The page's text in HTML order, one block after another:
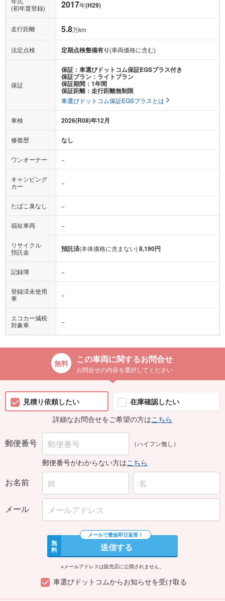
(初年度登録)
2017年(H29)
走行距離 5.8万km
法定点検 定期点検整備有り(車両価格に含む)
保証
保証：車選びドットコム保証EGSプラス付き
保証プラン：ライトプラン
保証期間：1年間
保証距離：走行距離無制限
車選びドットコム保証EGSプラスとは
車検 2026(R08)年12月
修復歴 なし
ワンオーナー −
キャンピング
カー
−
たばこ臭なし −
福祉車両 −
リサイクル
預託金
預託済(本体価格に含まない) 8,190円
記録簿 −
登録済未使用
車
−
エコカー減税
対象車
−
この車両に関するお問合せ
お問合せの内容を選択してください
見積り依頼したい
在庫確認したい
詳細なお問合せをご希望の方はこちら
郵便番号 （ハイフン無し）
郵便番号がわからない方はこちら
お名前
メール
無
料 送信する
※メールアドレスは販売店に公開されません。
車選びドットコムからお知らせを受け取る